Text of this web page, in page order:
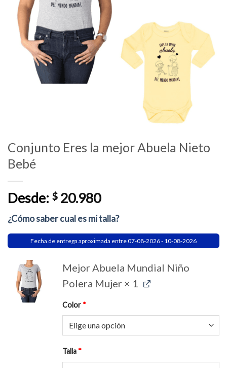
Conjunto Eres la mejor Abuela Nieto
Bebé
Desde: $ 20.980
¿Cómo saber cual es mi talla?
Fecha de entrega aproximada entre 07-08-2026 - 10-08-2026
Mejor Abuela Mundial Niño
Polera Mujer × 1
Color *
Talla *